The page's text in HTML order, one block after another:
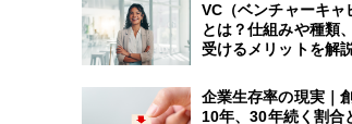
VC（ベンチャーキャ
とは？仕組みや種類
受けるメリットを解
企業生存率の現実｜
10年、30年続く割合